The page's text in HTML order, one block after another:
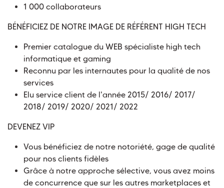
1 000 collaborateurs
BÉNÉFICIEZ DE NOTRE IMAGE DE RÉFÉRENT HIGH TECH
Premier catalogue du WEB spécialiste high tech
informatique et gaming
Reconnu par les internautes pour la qualité de nos
services
Elu service client de l'année 2015/ 2016/ 2017/
2018/ 2019/ 2020/ 2021/ 2022
DEVENEZ VIP
Vous bénéficiez de notre notoriété, gage de qualité
pour nos clients fidèles
Grâce à notre approche sélective, vous avez moins
de concurrence que sur les autres marketplaces et